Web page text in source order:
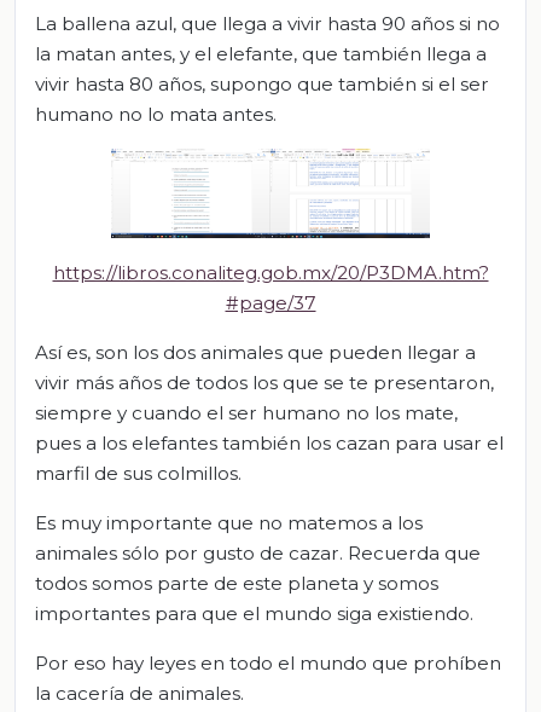
La ballena azul, que llega a vivir hasta 90 años si no
la matan antes, y el elefante, que también llega a
vivir hasta 80 años, supongo que también si el ser
humano no lo mata antes.
https://libros.conaliteg.gob.mx/20/P3DMA.htm?
#page/37
Así es, son los dos animales que pueden llegar a
vivir más años de todos los que se te presentaron,
siempre y cuando el ser humano no los mate,
pues a los elefantes también los cazan para usar el
marfil de sus colmillos.
Es muy importante que no matemos a los
animales sólo por gusto de cazar. Recuerda que
todos somos parte de este planeta y somos
importantes para que el mundo siga existiendo.
Por eso hay leyes en todo el mundo que prohíben
la cacería de animales.